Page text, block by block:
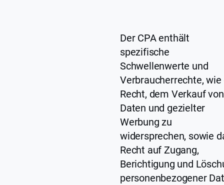
Der CPA enthält
spezifische
Schwellenwerte und
Verbraucherrechte, wie
Recht, dem Verkauf von
Daten und gezielter
Werbung zu
widersprechen, sowie
Recht auf Zugang,
Berichtigung und
personenbezogener